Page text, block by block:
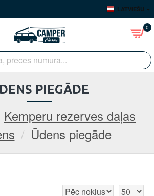
LATVIEŠU
0
Kemperu rezerves daļas
Ūdens piegāde
PIEGĀDE